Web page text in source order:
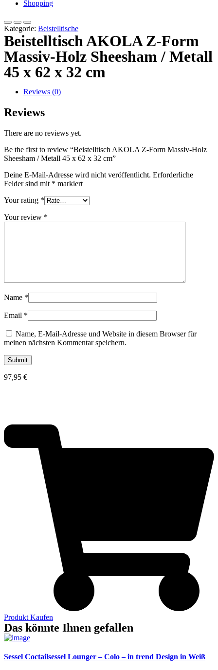
Shopping
Kategorie: Beistelltische
Beistelltisch AKOLA Z-Form
Massiv-Holz Sheesham / Metall
45 x 62 x 32 cm
Reviews (0)
Reviews
There are no reviews yet.
Be the first to review “Beistelltisch AKOLA Z-Form Massiv-Holz
Sheesham / Metall 45 x 62 x 32 cm”
Deine E-Mail-Adresse wird nicht veröffentlicht. Erforderliche
Felder sind mit * markiert
Your rating *
Your review *
Name *
Email *
Name, E-Mail-Adresse und Website in diesem Browser für
meinen nächsten Kommentar speichern.
97,95 €
Produkt Kaufen
Das könnte Ihnen gefallen
Sessel Coctailsessel Lounger – Colo – in trend Design in Weiß